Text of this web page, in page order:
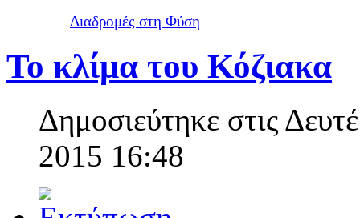
Διαδρομές στη Φύση
Το κλίμα του Κόζιακα
Δημοσιεύτηκε στις
2015 16:48